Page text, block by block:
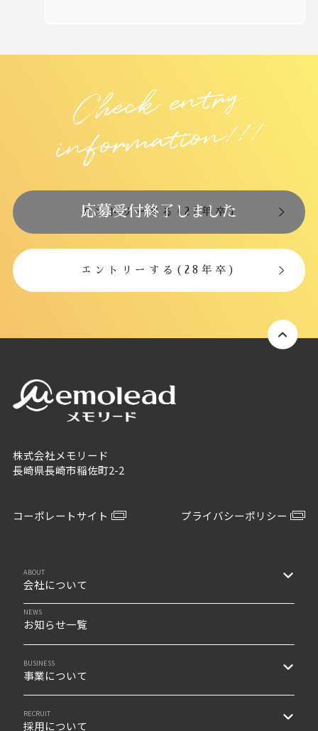
Chec
k e
ntry
i
nfor
m
atio
n!!!
エントリーする(27年卒)
応募受付終了しました
エントリーする(28年卒)
株式会社メモリード
長崎県長崎市稲佐町2-2
コーポレートサイト プライバシーポリシー
会社について
ABOUT
お知らせ一覧
NEWS
事業について
BUSINESS
採用について
RECRUIT